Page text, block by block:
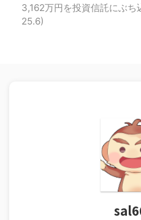
3,162万円を投資信託にぶち
25.6)